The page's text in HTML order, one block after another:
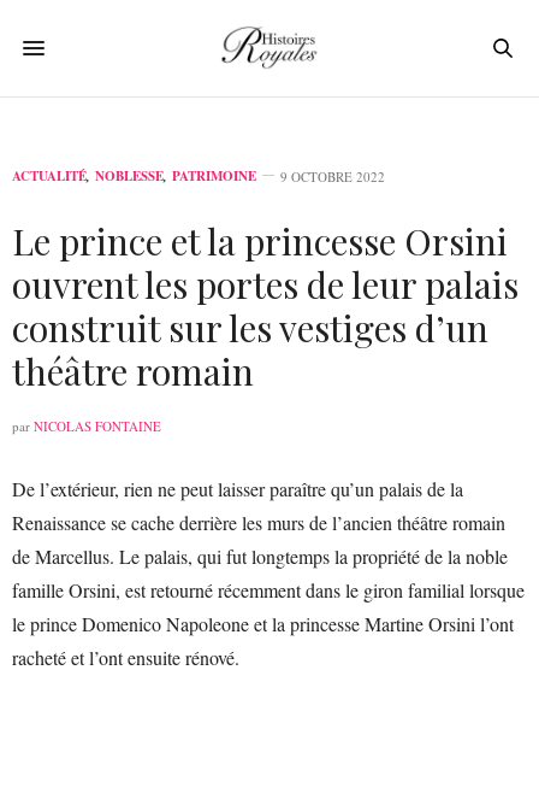
ACTUALITÉ, NOBLESSE, PATRIMOINE 9 OCTOBRE 2022
Le prince et la princesse Orsini
ouvrent les portes de leur palais
construit sur les vestiges d’un
théâtre romain
par NICOLAS FONTAINE
De l’extérieur, rien ne peut laisser paraître qu’un palais de la
Renaissance se cache derrière les murs de l’ancien théâtre romain
de Marcellus. Le palais, qui fut longtemps la propriété de la noble
famille Orsini, est retourné récemment dans le giron familial lorsque
le prince Domenico Napoleone et la princesse Martine Orsini l’ont
racheté et l’ont ensuite rénové.